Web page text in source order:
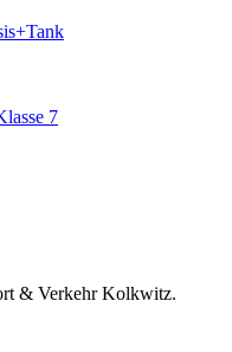
7
& Verkehr Kolkwitz.